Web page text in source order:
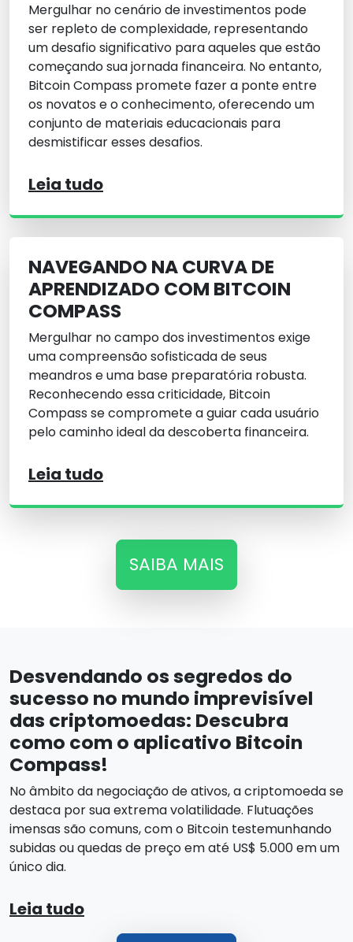
Mergulhar no cenário de investimentos pode
ser repleto de complexidade, representando
um desafio significativo para aqueles que estão
começando sua jornada financeira. No entanto,
Bitcoin Compass promete fazer a ponte entre
os novatos e o conhecimento, oferecendo um
conjunto de materiais educacionais para
desmistificar esses desafios.
Leia tudo
NAVEGANDO NA CURVA DE
APRENDIZADO COM BITCOIN
COMPASS
Mergulhar no campo dos investimentos exige
uma compreensão sofisticada de seus
meandros e uma base preparatória robusta.
Reconhecendo essa criticidade, Bitcoin
Compass se compromete a guiar cada usuário
pelo caminho ideal da descoberta financeira.
Leia tudo
SAIBA MAIS
Desvendando os segredos do
sucesso no mundo imprevisível
das criptomoedas: Descubra
como com o aplicativo Bitcoin
Compass!
No âmbito da negociação de ativos, a criptomoeda se
destaca por sua extrema volatilidade. Flutuações
imensas são comuns, com o Bitcoin testemunhando
subidas ou quedas de preço em até US$ 5.000 em um
único dia.
Leia tudo